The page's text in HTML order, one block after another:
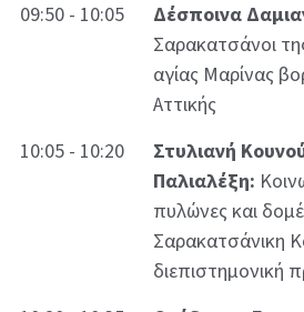
09:50 - 10:05
Δέσποινα
Σαρακατσάνοι
αγίας Μαρίνας
Αττικής
10:05 - 10:20
Στυλιανή
Παλιαλέξη:
πυλώνες και
Σαρακατσάνικη
διεπιστημονική